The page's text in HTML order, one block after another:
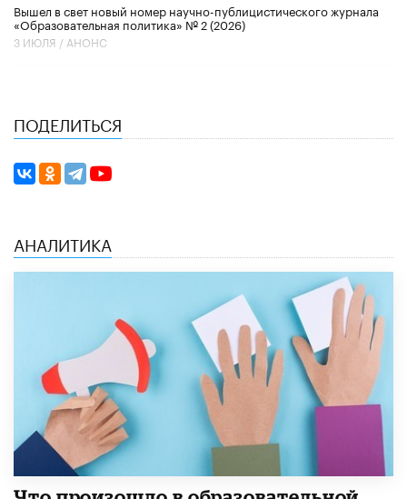
Вышел в свет новый номер научно-публицистического журнала
«Образовательная политика» № 2 (2026)
3 ИЮЛЯ / АНОНС
ПОДЕЛИТЬСЯ
АНАЛИТИКА